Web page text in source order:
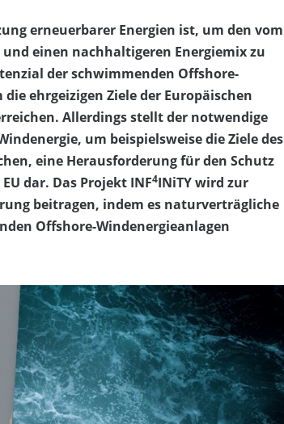
erneuerbarer Energien ist, um den vom
einen nachhaltigeren Energiemix zu
der schwimmenden Offshore-
ehrgeizigen Ziele der Europäischen
Allerdings stellt der notwendige
um beispielsweise die Ziele des
eine Herausforderung für den Schutz
dar. Das Projekt INF4INiTY wird zur
beitragen, indem es naturverträgliche
Offshore-Windenergieanlagen